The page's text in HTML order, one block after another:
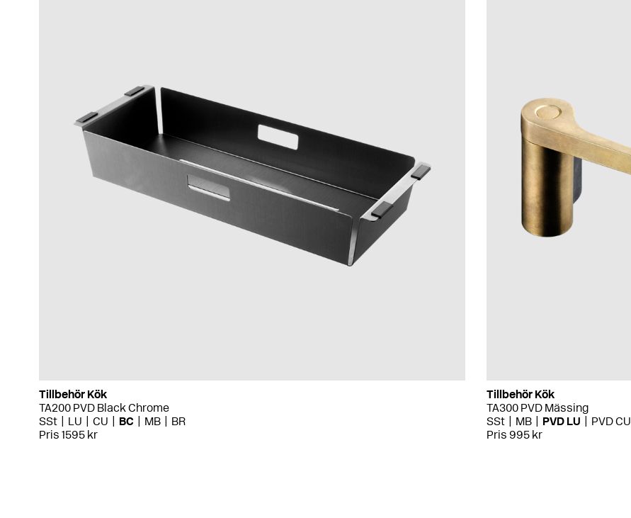
Tillbehör Kök
TA200 PVD Black Chrome
SSt
LU CU BC MB
BR
Pris 1595 kr
Tillbehör Kök
TA300 PVD Mässing
SSt
MB PVD LU PVD CU
Pris 995 kr